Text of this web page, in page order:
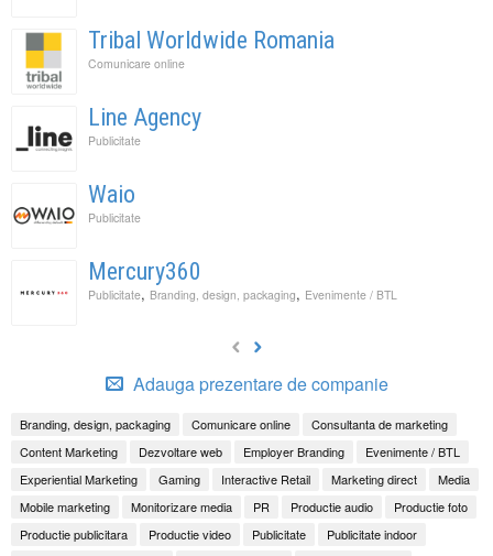
Tribal Worldwide Romania
Comunicare online
Line Agency
Publicitate
Waio
Publicitate
Mercury360
Publicitate, Branding, design, packaging, Evenimente / BTL
Adauga prezentare de companie
Branding, design, packaging Comunicare online
Consultanta de marketing
Content Marketing
Dezvoltare web Employer Branding
Evenimente / BTL
Experiential Marketing
Gaming Interactive Retail Marketing direct
Media
Mobile marketing
Monitorizare media PR Productie audio
Productie foto
Productie publicitara
Productie video Publicitate
Publicitate indoor